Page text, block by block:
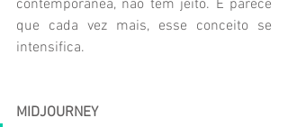
contemporânea, não tem jeito. E parece
que cada vez mais, esse conceito se
intensifica.
MIDJOURNEY